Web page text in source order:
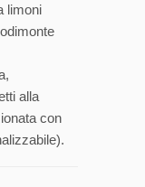
limoni
alla
con